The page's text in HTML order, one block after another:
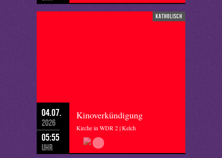
katholisch
04.07.
2026
05:55
Uhr
Kinoverkündigung
Kirche in WDR 2 | Kelch